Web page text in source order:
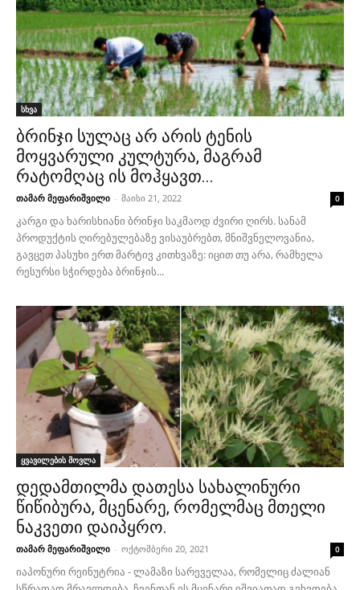
სხვა
ბრინჯი სულაც არ არის ტენის
მოყვარული კულტურა, მაგრამ
რატომღაც ის მოჰყავთ...
თამარ მეფარიშვილი - მაისი 21, 2022 0
კარგი და ხარისხიანი ბრინჯი საკმაოდ ძვირი ღირს. სანამ
პროდუქტის ღირებულებაზე ვისაუბრებთ, მნიშვნელოვანია,
გავცეთ პასუხი ერთ მარტივ კითხვაზე: იცით თუ არა, რამხელა
რესურსი სჭირდება ბრინჯის...
ყვავილების მოვლა
დედამთილმა დათესა სახალინური
წიწიბურა, მცენარე, რომელმაც მთელი
ნაკვეთი დაიპყრო.
თამარ მეფარიშვილი - ოქტომბერი 20, 2021 0
იაპონური რეინუტრია - ლამაზი სარეველაა, რომელიც ძალიან